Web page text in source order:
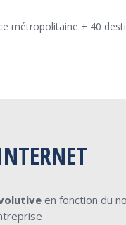
métropolitaine + 40
en fonction du